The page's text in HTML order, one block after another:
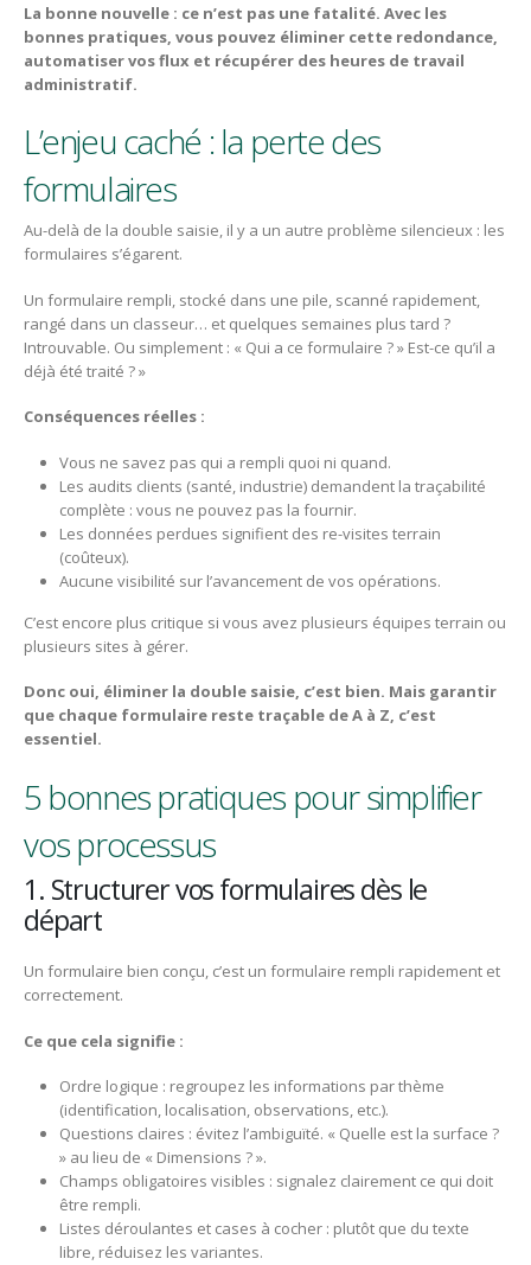
La bonne nouvelle : ce n’est pas une fatalité. Avec les
bonnes pratiques, vous pouvez éliminer cette redondance,
automatiser vos flux et récupérer des heures de travail
administratif.
L’enjeu caché : la perte des
formulaires
Au-delà de la double saisie, il y a un autre problème silencieux : les
formulaires s’égarent.
Un formulaire rempli, stocké dans une pile, scanné rapidement,
rangé dans un classeur… et quelques semaines plus tard ?
Introuvable. Ou simplement : « Qui a ce formulaire ? » Est-ce qu’il a
déjà été traité ? »
Conséquences réelles :
Vous ne savez pas qui a rempli quoi ni quand.
Les audits clients (santé, industrie) demandent la traçabilité
complète : vous ne pouvez pas la fournir.
Les données perdues signifient des re-visites terrain
(coûteux).
Aucune visibilité sur l’avancement de vos opérations.
C’est encore plus critique si vous avez plusieurs équipes terrain ou
plusieurs sites à gérer.
Donc oui, éliminer la double saisie, c’est bien. Mais garantir
que chaque formulaire reste traçable de A à Z, c’est
essentiel.
5 bonnes pratiques pour simplifier
vos processus
1. Structurer vos formulaires dès le
départ
Un formulaire bien conçu, c’est un formulaire rempli rapidement et
correctement.
Ce que cela signifie :
Ordre logique : regroupez les informations par thème
(identification, localisation, observations, etc.).
Questions claires : évitez l’ambiguïté. « Quelle est la surface ?
» au lieu de « Dimensions ? ».
Champs obligatoires visibles : signalez clairement ce qui doit
être rempli.
Listes déroulantes et cases à cocher : plutôt que du texte
libre, réduisez les variantes.